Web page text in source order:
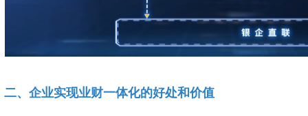
二、企业实现业财一体化的好处和价值